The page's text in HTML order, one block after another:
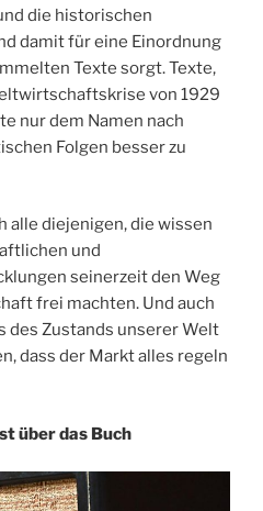
die historischen
damit für eine Einordnung
Texte sorgt. Texte,
von 1929
nur dem Namen nach
Folgen besser zu
alle diejenigen, die wissen
und
seinerzeit den Weg
frei machten. Und auch
des Zustands unserer Welt
dass der Markt alles regeln
über das Buch